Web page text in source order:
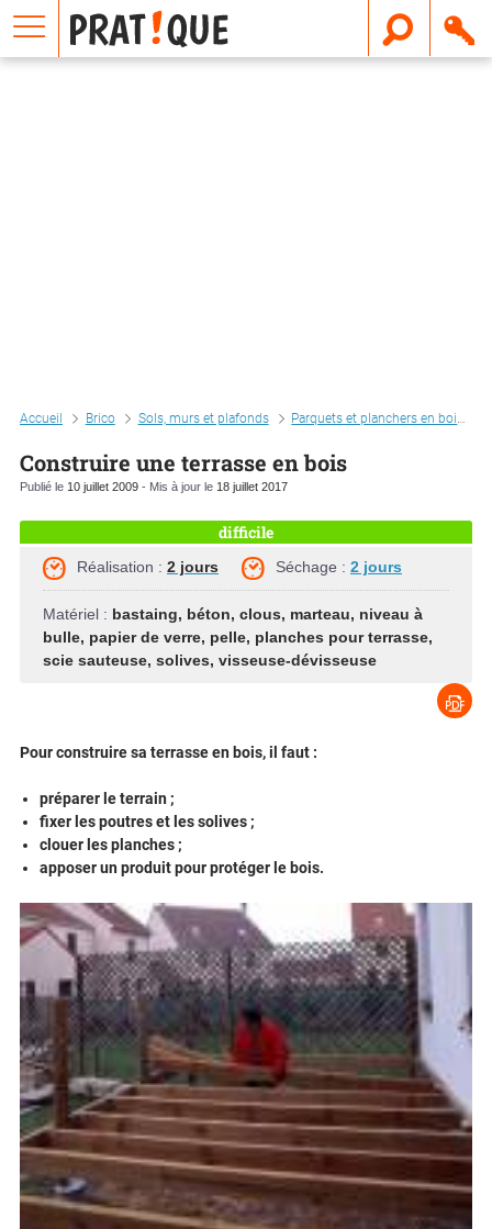
Accueil Brico Sols, murs et plafonds Parquets et planchers en bois
Construire une terrasse en bois
Publié le 10 juillet 2009 - Mis à jour le 18 juillet 2017
difficile
Réalisation : 2 jours Séchage : 2 jours
Matériel : bastaing, béton, clous, marteau, niveau à
bulle, papier de verre, pelle, planches pour terrasse,
scie sauteuse, solives, visseuse-dévisseuse
Pour construire sa terrasse en bois, il faut :
préparer le terrain ;
fixer les poutres et les solives ;
clouer les planches ;
apposer un produit pour protéger le bois.
E
m
a